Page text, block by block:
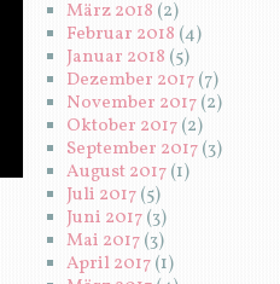
März 2018 (2)
Februar 2018 (4)
Januar 2018 (5)
Dezember 2017(7)
November 2017(2)
Oktober 2017(2)
September 2017(3)
August 2017(1)
Juli 2017(5)
Juni 2017(3)
Mai 2017(3)
April 2017(1)